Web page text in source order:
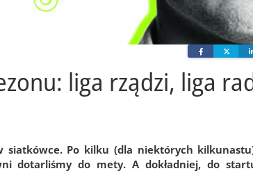
Facebook
liga rządzi, liga
siatkówce. Po kilku (dla niektórych
dotarliśmy do mety. A dokładniej, do